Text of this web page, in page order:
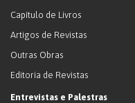
Capítulo de Livros
Artigos de Revistas
Outras Obras
Editoria de Revistas
Entrevistas e Palestras